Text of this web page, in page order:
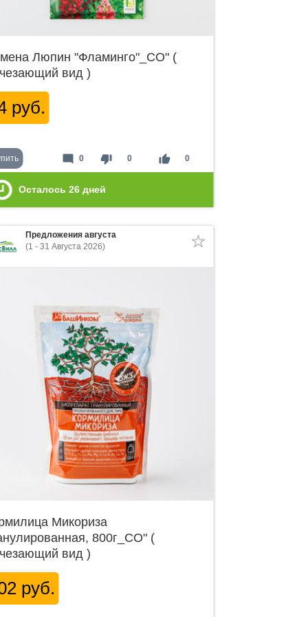
Люпин "Фламинго"_СО" (
вид )
руб.
thumb_down 0 thumb_up 0
mode_comment 0
Осталось 26 дней
Предложения августа
(1 - 31 Августа 2026)
Микориза
800г_СО" (
вид )
руб.